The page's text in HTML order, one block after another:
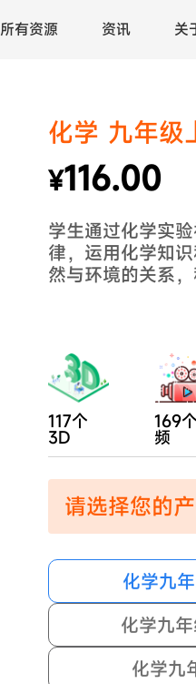
所有资源 资讯 关
化学 九年级
¥116.00
学生通过化学实
律，运用化学知
然与环境的关系，
117个
3D
169
频
请选择您的
化学九
化学九
化学九